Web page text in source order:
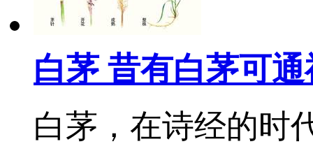
白茅 昔有白茅可通
白茅，在诗经的时